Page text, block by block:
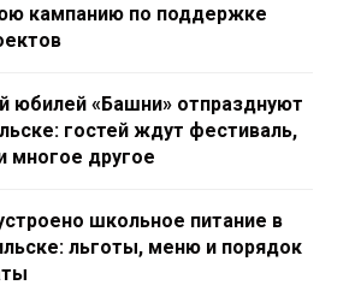
кампанию по поддержке
юбилей «Башни» отпразднуют
гостей ждут фестиваль,
многое другое
школьное питание в
льготы, меню и порядок